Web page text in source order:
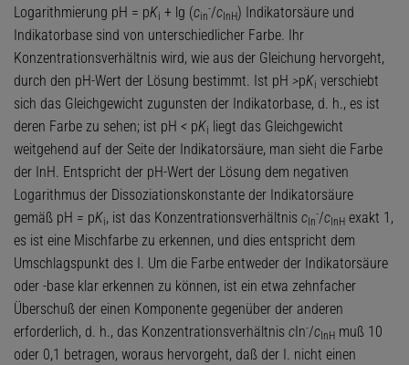
Logarithmierung pH = pKi + lg (cin
-/c InH) Indikatorsäure und
Indikatorbase sind von unterschiedlicher Farbe. Ihr
Konzentrationsverhältnis wird, wie aus der Gleichung hervorgeht,
durch den pH-Wert der Lösung bestimmt. Ist pH >pKi verschiebt
sich das Gleichgewicht zugunsten der Indikatorbase, d. h., es ist
deren Farbe zu sehen; ist pH < pKi liegt das Gleichgewicht
weitgehend auf der Seite der Indikatorsäure, man sieht die Farbe
der InH. Entspricht der pH-Wert der Lösung dem negativen
Logarithmus der Dissoziationskonstante der Indikatorsäure
gemäß pH = pKi, ist das Konzentrationsverhältnis c In
-/c InH exakt 1,
es ist eine Mischfarbe zu erkennen, und dies entspricht dem
Umschlagspunkt des I. Um die Farbe entweder der Indikatorsäure
oder -base klar erkennen zu können, ist ein etwa zehnfacher
Überschuß der einen Komponente gegenüber der anderen
erforderlich, d. h., das Konzentrationsverhältnis cIn-/c InH muß 10
oder 0,1 betragen, woraus hervorgeht, daß der I. nicht einen